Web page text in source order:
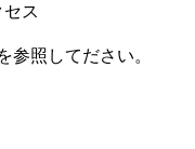
ス
参照してださい。